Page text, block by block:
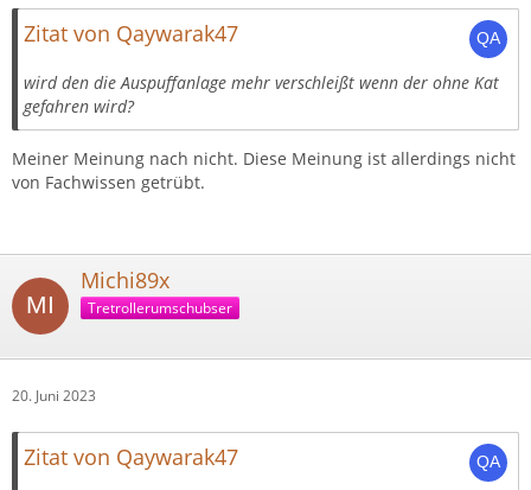
Zitat von Qaywarak47
wird den die Auspuffanlage mehr verschleißt wenn der ohne Kat
gefahren wird?
Meiner Meinung nach nicht. Diese Meinung ist allerdings nicht
von Fachwissen getrübt.
Michi89x
Tretrollerumschubser
20. Juni 2023
Zitat von Qaywarak47